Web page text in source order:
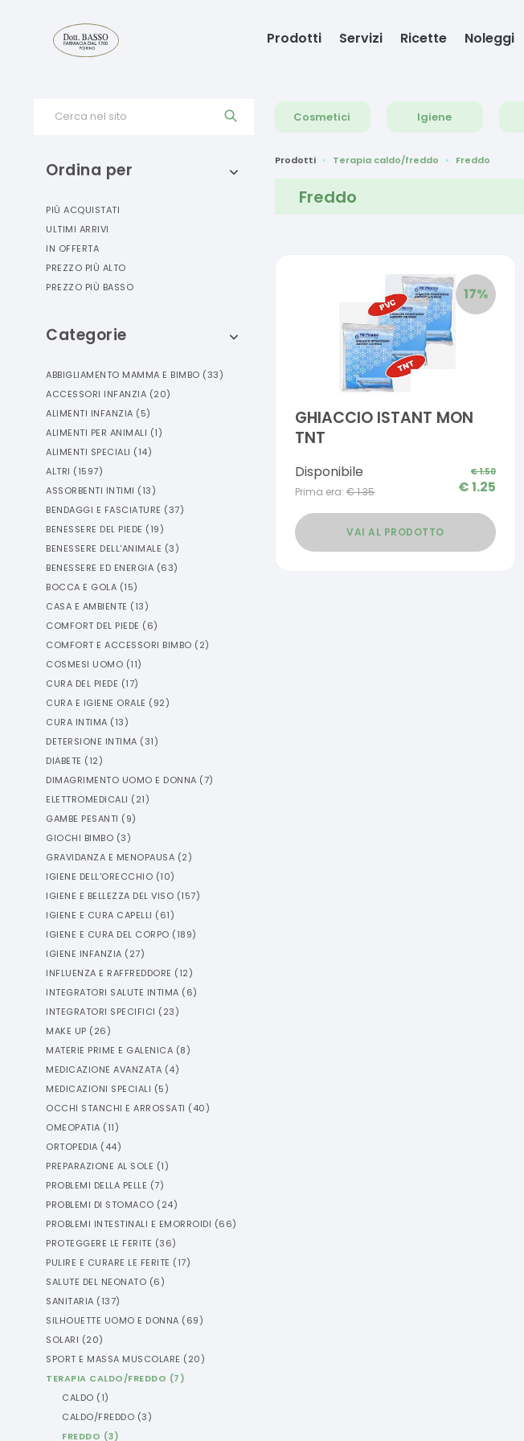
Prodotti Servizi Ricette Noleggi
Cerca nel sito Cosmetici Igiene
Ordina per
PIÙ ACQUISTATI
ULTIMI ARRIVI
IN OFFERTA
PREZZO PIÙ ALTO
PREZZO PIÙ BASSO
Categorie
ABBIGLIAMENTO MAMMA E BIMBO (33)
ACCESSORI INFANZIA (20)
ALIMENTI INFANZIA (5)
ALIMENTI PER ANIMALI (1)
ALIMENTI SPECIALI (14)
ALTRI (1597)
ASSORBENTI INTIMI (13)
BENDAGGI E FASCIATURE (37)
BENESSERE DEL PIEDE (19)
BENESSERE DELL'ANIMALE (3)
BENESSERE ED ENERGIA (63)
BOCCA E GOLA (15)
CASA E AMBIENTE (13)
COMFORT DEL PIEDE (6)
COMFORT E ACCESSORI BIMBO (2)
COSMESI UOMO (11)
CURA DEL PIEDE (17)
CURA E IGIENE ORALE (92)
CURA INTIMA (13)
DETERSIONE INTIMA (31)
DIABETE (12)
DIMAGRIMENTO UOMO E DONNA (7)
ELETTROMEDICALI (21)
GAMBE PESANTI (9)
GIOCHI BIMBO (3)
GRAVIDANZA E MENOPAUSA (2)
IGIENE DELL'ORECCHIO (10)
IGIENE E BELLEZZA DEL VISO (157)
IGIENE E CURA CAPELLI (61)
IGIENE E CURA DEL CORPO (189)
IGIENE INFANZIA (27)
INFLUENZA E RAFFREDDORE (12)
INTEGRATORI SALUTE INTIMA (6)
INTEGRATORI SPECIFICI (23)
MAKE UP (26)
MATERIE PRIME E GALENICA (8)
MEDICAZIONE AVANZATA (4)
MEDICAZIONI SPECIALI (5)
OCCHI STANCHI E ARROSSATI (40)
OMEOPATIA (11)
ORTOPEDIA (44)
PREPARAZIONE AL SOLE (1)
PROBLEMI DELLA PELLE (7)
PROBLEMI DI STOMACO (24)
PROBLEMI INTESTINALI E EMORROIDI (66)
PROTEGGERE LE FERITE (36)
PULIRE E CURARE LE FERITE (17)
SALUTE DEL NEONATO (6)
SANITARIA (137)
SILHOUETTE UOMO E DONNA (69)
SOLARI (20)
SPORT E MASSA MUSCOLARE (20)
TERAPIA CALDO/FREDDO (7)
CALDO (1)
CALDO/FREDDO (3)
FREDDO (3)
Prodotti Terapia caldo/freddo Freddo
Freddo
17%
GHIACCIO ISTANT MON
TNT
Disponibile
Prima era: €1.35
€1.50
€1.25
VAI AL PRODOTTO